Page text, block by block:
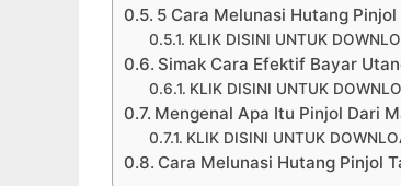
5 Cara Melunasi Hutang
KLIK DISINI UNTUK
Simak Cara Efektif Bayar
KLIK DISINI UNTUK
Mengenal Apa Itu Pinjol Dari
KLIK DISINI UNTUK
Cara Melunasi Hutang Pinjol